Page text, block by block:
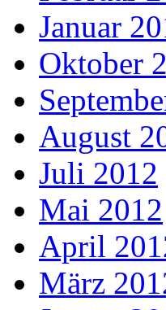
Januar
Oktober
August
Juli 2012
Mai 2012
April
März